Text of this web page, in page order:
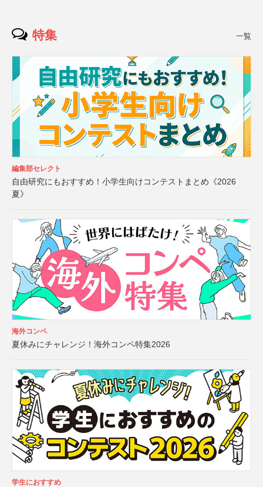
特集 一覧
編集部セレクト
自由研究にもおすすめ！小学生向けコンテストまとめ《2026
夏》
海外コンペ
夏休みにチャレンジ！海外コンペ特集2026
学生におすすめ